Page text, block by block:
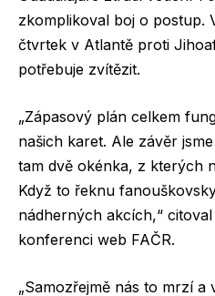
zkomplikoval boj o postup.
čtvrtek v Atlantě proti
potřebuje zvítězit.
„Zápasový plán celkem
našich karet. Ale závěr
tam dvě okénka, z kterých
Když to řeknu
nádherných akcích,“
konferenci web FAČR.
„Samozřejmě nás to mrzí a